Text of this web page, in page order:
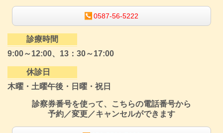
0587-56-5222
診療時間
9:00～12:00、13：30～17:00
休診日
木曜・土曜午後・日曜・祝日
診察券番号を使って、こちらの電話番号から
予約／変更／キャンセルができます